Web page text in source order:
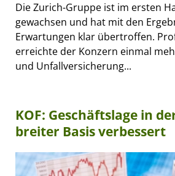
Die Zurich-Gruppe ist im ersten
gewachsen und hat mit den
Erwartungen klar übertroffen.
erreichte der Konzern einmal
und Unfallversicherung...
KOF: Geschäftslage in
breiter Basis verbessert